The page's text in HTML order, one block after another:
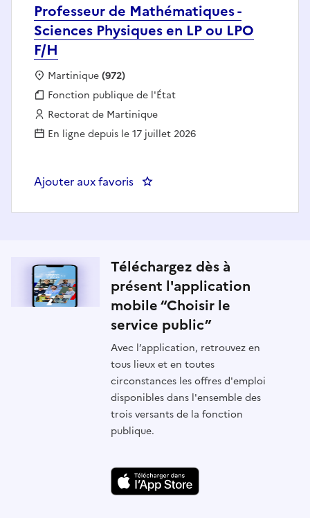
Professeur de Mathématiques -
Sciences Physiques en LP ou LPO
F/H
Localisation :
Martinique(972)
Fonction publique :
Fonction publique de l'État
Employeur :
Rectorat de Martinique
En ligne depuis le 17 juillet 2026
Ajouter aux favoris : Professeur de Mathématiques
Téléchargez dès à
présent l'application
mobile “Choisir le
service public”
Avec l’application, retrouvez en
tous lieux et en toutes
circonstances les offres d'emploi
disponibles dans l'ensemble des
trois versants de la fonction
publique.